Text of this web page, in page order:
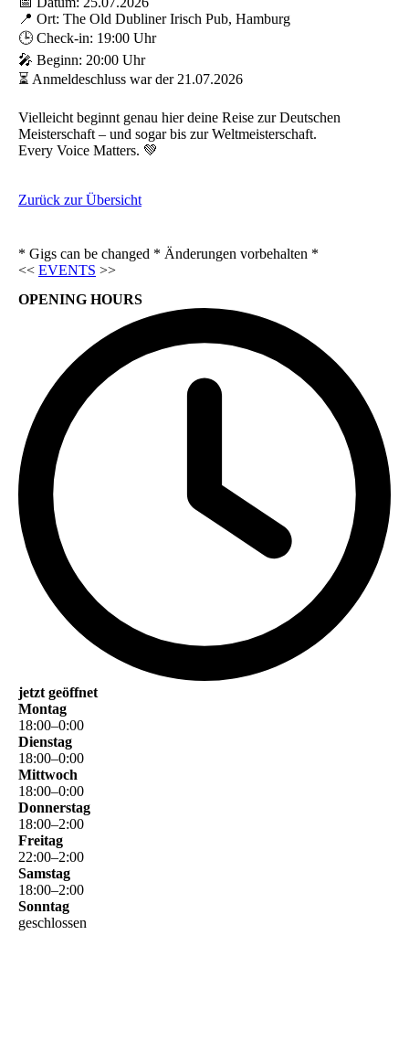
📍 Ort: The Old Dubliner Irisch Pub, Hamburg
🕒 Check-in: 19:00 Uhr
🎤 Beginn: 20:00 Uhr
⏳ Anmeldeschluss war der 21.07.2026
Vielleicht beginnt genau hier deine Reise zur Deutschen
Meisterschaft – und sogar bis zur Weltmeisterschaft.
Every Voice Matters. 💚
Zurück zur Übersicht
* Gigs can be changed * Änderungen vorbehalten *
<< EVENTS >>
OPENING HOURS
jetzt geöffnet
Montag
18:00–0:00
Dienstag
18:00–0:00
Mittwoch
18:00–0:00
Donnerstag
18:00–2:00
Freitag
22:00–2:00
Samstag
18:00–2:00
Sonntag
geschlossen